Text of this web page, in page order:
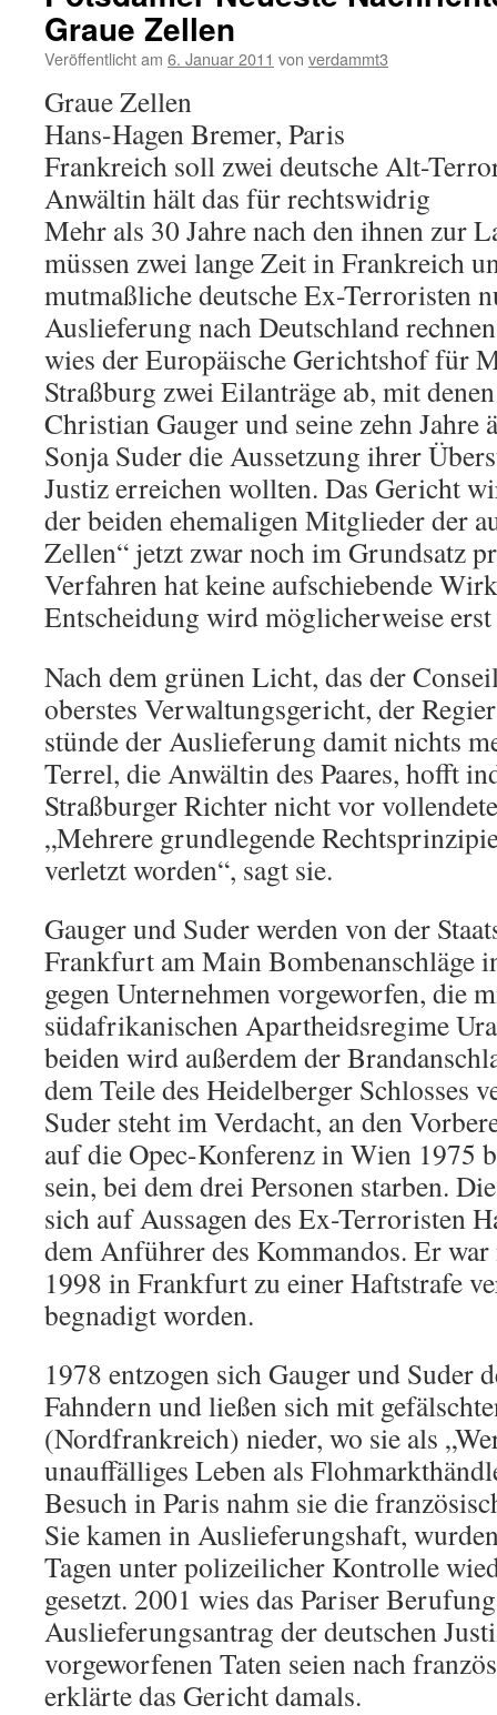
Graue Zellen
Veröffentlicht am 6. Januar 2011 von verdammt3
Graue Zellen
Hans-Hagen Bremer, Paris
Frankreich soll zwei deutsche Alt-
Anwältin hält das für rechtswidrig
Mehr als 30 Jahre nach den ihnen zur
müssen zwei lange Zeit in Frankreich
mutmaßliche deutsche Ex-Terroristen
Auslieferung nach Deutschland
wies der Europäische Gerichtshof für
Straßburg zwei Eilanträge ab, mit
Christian Gauger und seine zehn Jahre
Sonja Suder die Aussetzung ihrer
Justiz erreichen wollten. Das Gericht
der beiden ehemaligen Mitglieder der
Zellen“ jetzt zwar noch im Grundsatz
Verfahren hat keine aufschiebende
Entscheidung wird möglicherweise
Nach dem grünen Licht, das der
oberstes Verwaltungsgericht, der
stünde der Auslieferung damit nichts
Terrel, die Anwältin des Paares, hofft
Straßburger Richter nicht vor
„Mehrere grundlegende
verletzt worden“, sagt sie.
Gauger und Suder werden von der
Frankfurt am Main Bombenanschläge
gegen Unternehmen vorgeworfen, die
südafrikanischen Apartheidsregime
beiden wird außerdem der
dem Teile des Heidelberger Schlosses
Suder steht im Verdacht, an den
auf die Opec-Konferenz in Wien 1975
sein, bei dem drei Personen starben.
sich auf Aussagen des Ex-Terroristen
dem Anführer des Kommandos. Er war
1998 in Frankfurt zu einer Haftstrafe
begnadigt worden.
1978 entzogen sich Gauger und Suder
Fahndern und ließen sich mit
(Nordfrankreich) nieder, wo sie als
unauffälliges Leben als
Besuch in Paris nahm sie die
Sie kamen in Auslieferungshaft,
Tagen unter polizeilicher Kontrolle
gesetzt. 2001 wies das Pariser
Auslieferungsantrag der deutschen
vorgeworfenen Taten seien nach
erklärte das Gericht damals.